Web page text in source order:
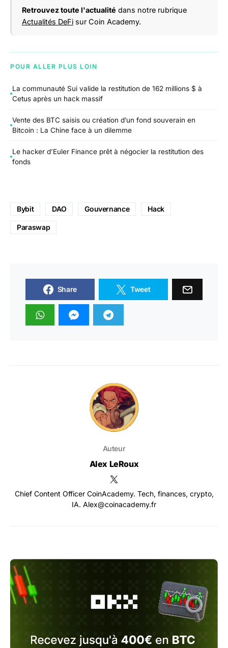
Retrouvez toute l'actualité dans notre rubrique
Actualités DeFi sur Coin Academy.
POUR ALLER PLUS LOIN
La communauté Sui valide la restitution de 162 millions $ à
Cetus après un hack massif
Vente des BTC saisis ou création d’un fond souverain en
Bitcoin : La Chine face à un dilemme
Le hacker d’Euler Finance prêt à négocier la restitution des
fonds
Bybit DAO Gouvernance Hack
Paraswap
Share Tweet
Auteur
Alex LeRoux
Chief Content Officer CoinAcademy. Tech, finances, crypto,
IA. Alex@coinacademy.fr